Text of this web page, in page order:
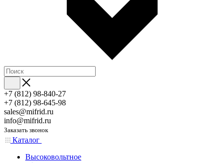
+7 (812) 98-840-27
+7 (812) 98-645-98
sales@mifrid.ru
info@mifrid.ru
Заказать звонок
Каталог
Высоковольтное